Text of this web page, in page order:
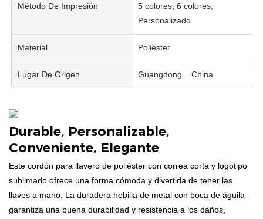
Método De Impresión
5 colores, 6 colores,
Personalizado
Material Poliéster
Lugar De Origen Guangdong... China
Durable, Personalizable,
Conveniente, Elegante
Este cordón para llavero de poliéster con correa corta y logotipo
sublimado ofrece una forma cómoda y divertida de tener las
llaves a mano. La duradera hebilla de metal con boca de águila
garantiza una buena durabilidad y resistencia a los daños,